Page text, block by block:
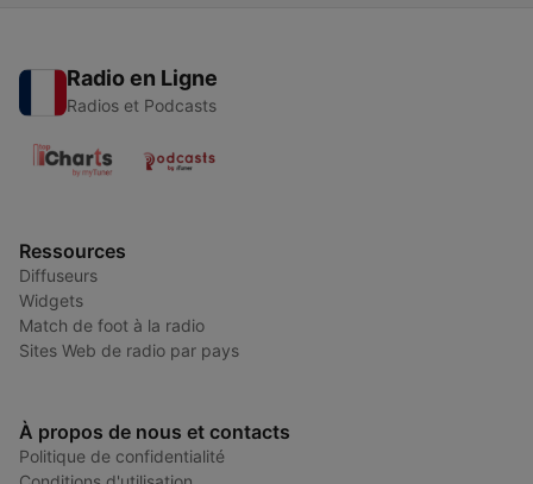
Radio en Ligne
Radios et Podcasts
Ressources
Diffuseurs
Widgets
Match de foot à la radio
Sites Web de radio par pays
À propos de nous et contacts
Politique de confidentialité